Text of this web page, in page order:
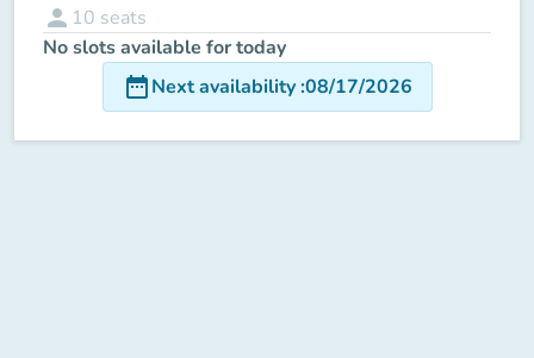
person 10 seats
No slots available for today
date_rangeNext availability:08/17/2026